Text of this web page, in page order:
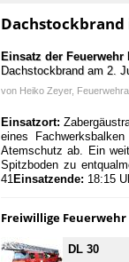
Einsatz der Feuerwehr
Dachstockbrand am 2.
von Heiko Zeyer,
Einsatzort:
eines
Atemschutz ab. Ein
Spitzboden zu
41Einsatzende: 18:15
Freiwillige
DL 30